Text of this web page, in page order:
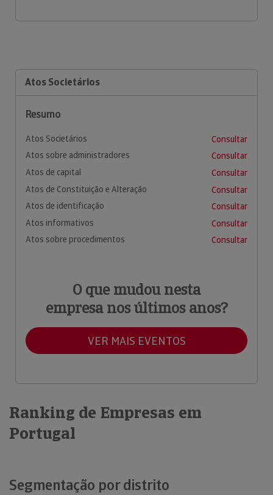
Atos Societários
Resumo
Atos Societários
Consultar
Atos sobre administradores
Consultar
Atos de capital
Consultar
Atos de Constituição e Alteração
Consultar
Atos de identificação
Consultar
Atos informativos
Consultar
Atos sobre procedimentos
Consultar
O que mudou nesta
empresa nos últimos anos?
VER MAIS EVENTOS
Ranking de Empresas em
Portugal
Segmentação por distrito